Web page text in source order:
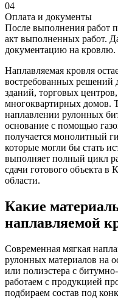
04
Оплата и документы
После выполнения работ
акт выполненных работ.
документацию на кровлю.
Наплавляемая кровля
востребованных
зданий, торговых
многоквартирных домов.
наплавлении рулонных
основание с помощью
получается монолитный
которые могли бы стать
выполняет полный цикл
сдачи готового объекта в
области.
Какие
наплавляемой
Современная мягкая
рулонных материалов на
или полиэстера с
работаем с продукцией
подбираем состав под